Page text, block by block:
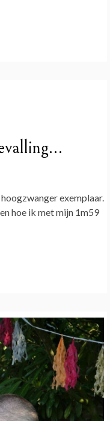
exemplaar.
hoe ik met mijn 1m59